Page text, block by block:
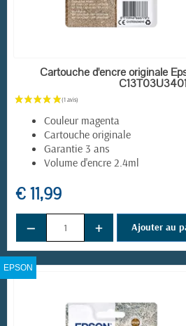
EN STOCK
Cartouche d'encre originale
Couleur magenta
Cartouche originale
Garantie 3 ans
Volume d'encre 2.4ml
€ 11,99
− + Ajouter au
EPSON